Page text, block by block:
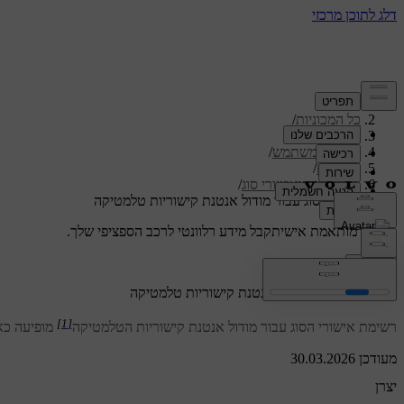
תמיכה/
כל המכוניות/
ES90 2026
/
מדריך למשתמש/
מפרטים/
מסמכים ואישורי סוג/
אישורי סוג עבור מודול אנטנת קישוריות טלמטיקה
תמיכה מותאמת אישיתקבל מידע רלוונטי לרכב הספציפי שלך.
מעודכן 30.03.2026
אישורי סוג עבור מודול אנטנת קישוריות טלמטיקה
רשימת אישורי הסוג עבור מודול אנטנת קישוריות הטלמטיקה[1] מופיעה
יצרן